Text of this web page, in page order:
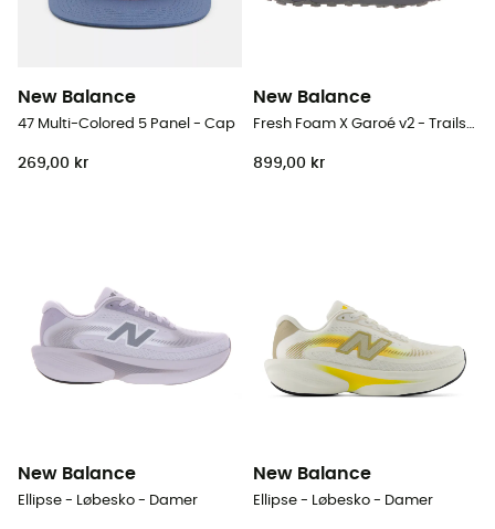
New Balance
47 Multi-Colored 5 Panel - Cap
269,00 kr
New Balance
Fresh Foam X Garoé v2 - Trailsko - Herrer
899,00 kr
New Balance
Ellipse - Løbesko - Damer
New Balance
Ellipse - Løbesko - Damer